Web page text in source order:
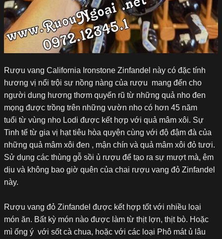
Rượu vang California Ironstone Zinfandel này có đặc tính
hương vị nổi trội sự nồng nàng của rượu mang đến cho
người dung hương thơm quyến rũ từ những quả nho đen
mọng được trồng trên những vườn nho có hơn 45 năm
tuổi từ vùng nho Lodi được kết hợp với quả mâm xôi. Sự
Tinh tế từ gia vị hạt tiêu hòa quyện cùng với độ đậm đà của
những quả mâm xôi đen , mận chín và quả mâm xôi đỏ tươi.
Sử dụng các thùng gỗ sồi ủ rượu để tạo ra sự mượt mà, êm
dịu và không bao giờ quên của chai rượu vang đỏ Zinfandel
này.
Rượu vang đỏ Zinfandel được kết hợp tốt với nhiều loại
món ăn. Bất kỳ món nào được làm từ thịt lợn, thịt bò. Hoặc
mì ống ý với sốt cà chua, hoặc với các loại Phô mát ủ lâu